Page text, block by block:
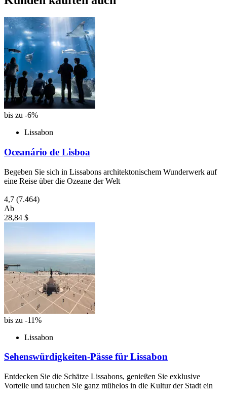
bis zu -6%
Lissabon
Oceanário de Lisboa
Begeben Sie sich in Lissabons architektonischem Wunderwerk auf
eine Reise über die Ozeane der Welt
4,7 (7.464)
Ab
28,84 $
bis zu -11%
Lissabon
Sehenswürdigkeiten-Pässe für Lissabon
Entdecken Sie die Schätze Lissabons, genießen Sie exklusive
Vorteile und tauchen Sie ganz mühelos in die Kultur der Stadt ein